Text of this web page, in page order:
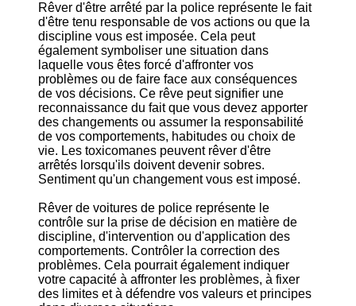
Rêver d'être arrêté par la police représente le fait
d'être tenu responsable de vos actions ou que la
discipline vous est imposée. Cela peut
également symboliser une situation dans
laquelle vous êtes forcé d'affronter vos
problèmes ou de faire face aux conséquences
de vos décisions. Ce rêve peut signifier une
reconnaissance du fait que vous devez apporter
des changements ou assumer la responsabilité
de vos comportements, habitudes ou choix de
vie. Les toxicomanes peuvent rêver d'être
arrêtés lorsqu'ils doivent devenir sobres.
Sentiment qu'un changement vous est imposé.
Rêver de voitures de police représente le
contrôle sur la prise de décision en matière de
discipline, d'intervention ou d'application des
comportements. Contrôler la correction des
problèmes. Cela pourrait également indiquer
votre capacité à affronter les problèmes, à fixer
des limites et à défendre vos valeurs et principes